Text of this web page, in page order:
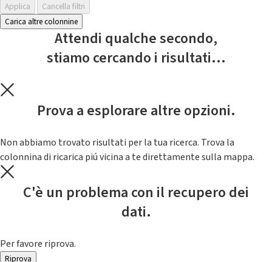
Applica
Cancella filtri
Carica altre colonnine
Attendi qualche secondo,
stiamo cercando i risultati...
Prova a esplorare altre opzioni.
Non abbiamo trovato risultati per la tua ricerca. Trova la
colonnina di ricarica piú vicina a te direttamente sulla mappa.
C'è un problema con il recupero dei
dati.
Per favore riprova.
Riprova